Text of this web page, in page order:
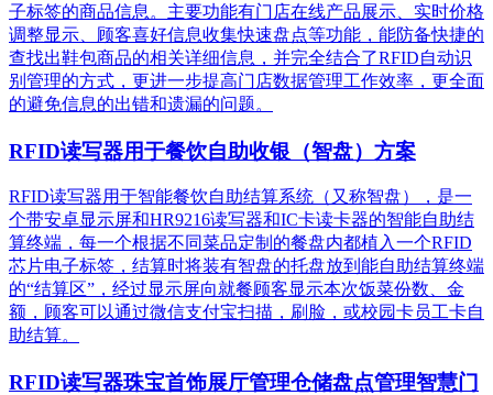
子标签的商品信息。主要功能有门店在线产品展示、实时价格
调整显示、顾客喜好信息收集快速盘点等功能，能防备快捷的
查找出鞋包商品的相关详细信息，并完全结合了RFID自动识
别管理的方式，更进一步提高门店数据管理工作效率，更全面
的避免信息的出错和遗漏的问题。
RFID读写器用于餐饮自助收银（智盘）方案
RFID读写器用于智能餐饮自助结算系统（又称智盘），是一
个带安卓显示屏和HR9216读写器和IC卡读卡器的智能自助结
算终端，每一个根据不同菜品定制的餐盘内都植入一个RFID
芯片电子标签，结算时将装有智盘的托盘放到能自助结算终端
的“结算区”，经过显示屏向就餐顾客显示本次饭菜份数、金
额，顾客可以通过微信支付宝扫描，刷脸，或校园卡员工卡自
助结算。
RFID读写器珠宝首饰展厅管理仓储盘点管理智慧门